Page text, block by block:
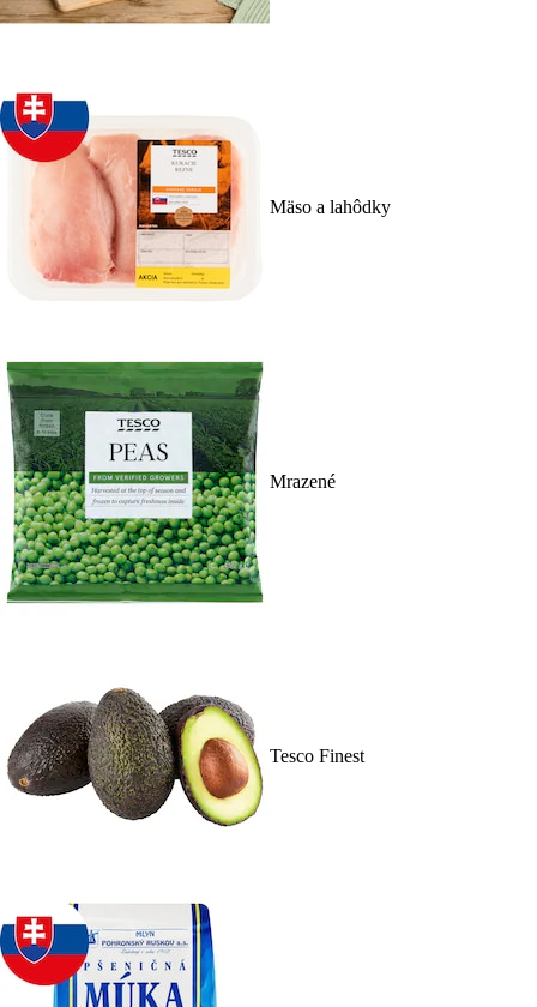
Mäso a lahôdky
Mrazené
Tesco Finest